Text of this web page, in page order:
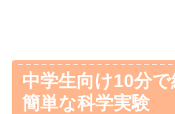
中学生向け10分で
簡単な科学実験